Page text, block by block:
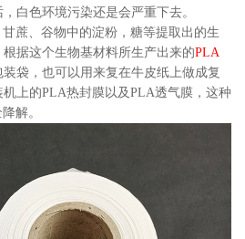
白色环境污染还是会严重下去。
蔗、谷物中的淀粉，糖等提取出的生
据这个生物基材料所生产出来的PLA
袋，也可以用来复在牛皮纸上做成复
上的PLA热封膜以及PLA透气膜，这种
解。